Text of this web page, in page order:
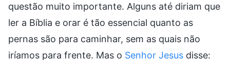
questão muito importante. Alguns até diriam que
ler a Bíblia e orar é tão essencial quanto as
pernas são para caminhar, sem as quais não
iríamos para frente. Mas o Senhor Jesus disse: